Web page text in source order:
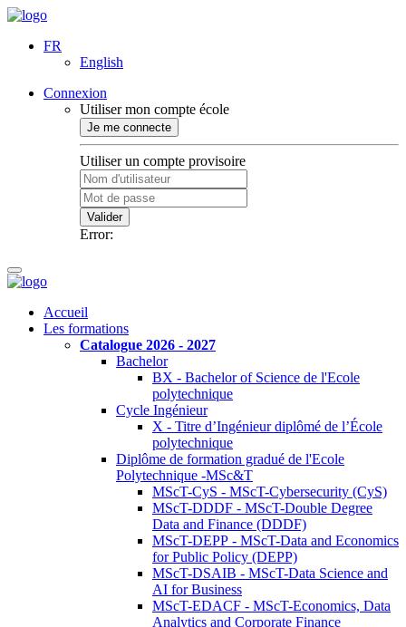
FR
English
Connexion
Utiliser mon compte école
Je me connecte
Utiliser un compte provisoire
Valider
Error:
Accueil
Les formations
Catalogue 2026 - 2027
Bachelor
BX - Bachelor of Science de l'Ecole
polytechnique
Cycle Ingénieur
X - Titre d’Ingénieur diplômé de l’École
polytechnique
Diplôme de formation gradué de l'Ecole
Polytechnique -MSc&T
MScT-CyS - MScT-Cybersecurity (CyS)
MScT-DDDF - MScT-Double Degree
Data and Finance (DDDF)
MScT-DEPP - MScT-Data and Economics
for Public Policy (DEPP)
MScT-DSAIB - MScT-Data Science and
AI for Business
MScT-EDACF - MScT-Economics, Data
Analytics and Corporate Finance